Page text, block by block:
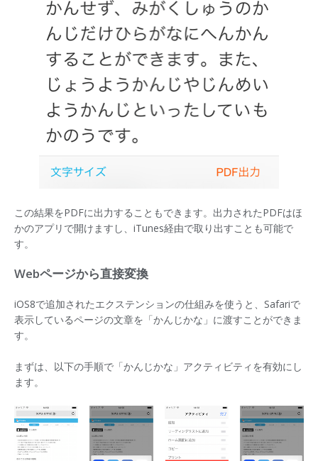
この結果をPDFに出力することもできます。出力されたPDFはほ
かのアプリで開けますし、iTunes経由で取り出すことも可能で
す。
Webページから直接変換
iOS8で追加されたエクステンションの仕組みを使うと、Safariで
表示しているページの文章を「かんじかな」に渡すことができま
す。
まずは、以下の手順で「かんじかな」アクティビティを有効にし
ます。